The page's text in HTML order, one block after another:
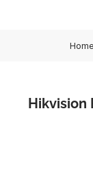
Home
Hikvision